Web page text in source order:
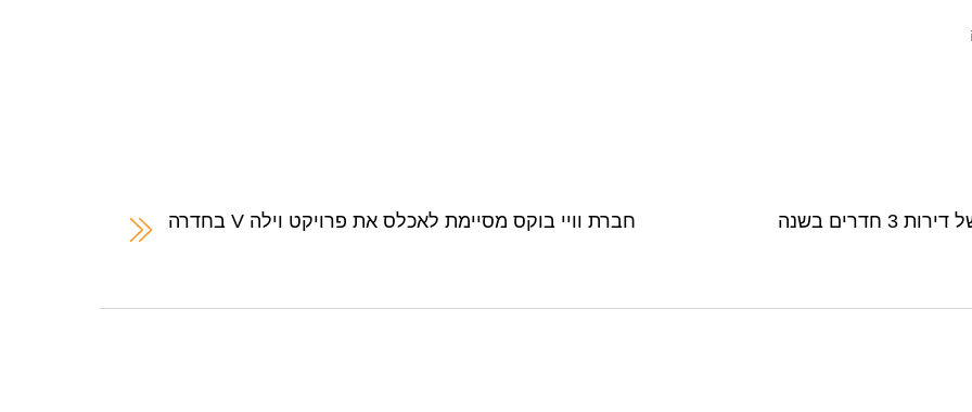
פ”ת: צניחה של 77% בהתחלות הבניה של דירות 3 חדרים בשנה
חברת וויי בוקס מסיימת לאכלס את פרויקט וילה V בחדרה